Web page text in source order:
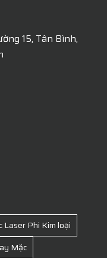
15, Tân Bình,
Laser Phi Kim loại
Mặc